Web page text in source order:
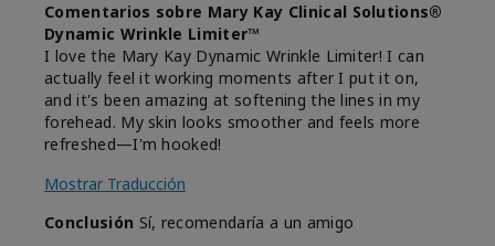
Comentarios sobre Mary Kay Clinical Solutions®
Dynamic Wrinkle Limiter™
I love the Mary Kay Dynamic Wrinkle Limiter! I can
actually feel it working moments after I put it on,
and it's been amazing at softening the lines in my
forehead. My skin looks smoother and feels more
refreshed—I'm hooked!
Mostrar Traducción
Conclusión Sí, recomendaría a un amigo